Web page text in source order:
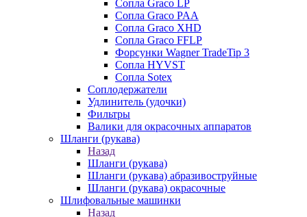
Сопла Graco LP
Сопла Graco PAA
Сопла Graco XHD
Сопла Graco FFLP
Форсунки Wagner TradeTip 3
Сопла HYVST
Сопла Sotex
Соплодержатели
Удлинитель (удочки)
Фильтры
Валики для окрасочных аппаратов
Шланги (рукава)
Назад
Шланги (рукава)
Шланги (рукава) абразивоструйные
Шланги (рукава) окрасочные
Шлифовальные машинки
Назад